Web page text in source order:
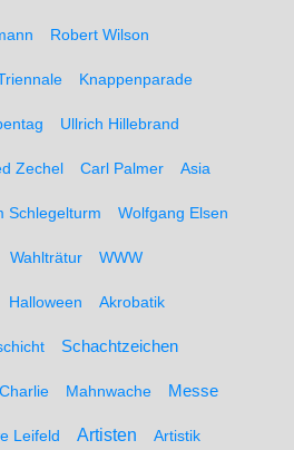
Robert Wilson
Knappenparade
Ullrich Hillebrand
Zechel Carl Palmer Asia
Schlegelturm Wolfgang Elsen
Wahlträtur WWW
Halloween Akrobatik
Schachtzeichen
Mahnwache Messe
Leifeld Artisten Artistik